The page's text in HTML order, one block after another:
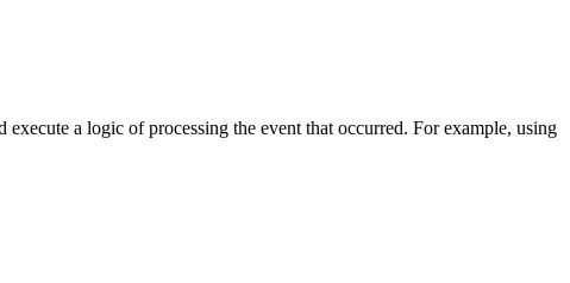
a logic of processing the event that occurred. For example, using